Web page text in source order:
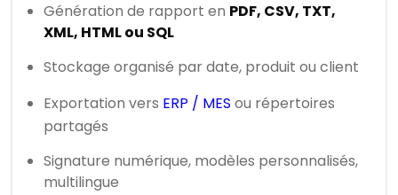
Génération de rapport en PDF, CSV, TXT,
XML, HTML ou SQL
Stockage organisé par date, produit ou client
Exportation vers ERP / MES ou répertoires
partagés
Signature numérique, modèles personnalisés,
multilingue